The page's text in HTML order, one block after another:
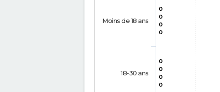
0
0
0
0
0
0
0
0
Moins de 18 ans
18-30 ans